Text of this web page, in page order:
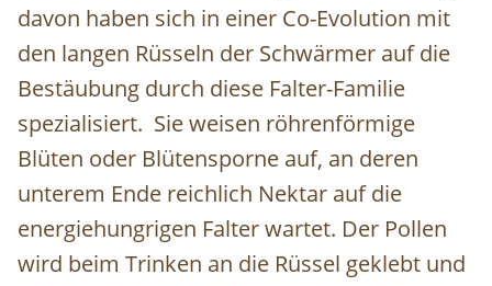
davon haben sich in einer Co-Evolution mit
den langen Rüsseln der Schwärmer auf die
Bestäubung durch diese Falter-Familie
spezialisiert. Sie weisen röhrenförmige
Blüten oder Blütensporne auf, an deren
unterem Ende reichlich Nektar auf die
energiehungrigen Falter wartet. Der Pollen
wird beim Trinken an die Rüssel geklebt und